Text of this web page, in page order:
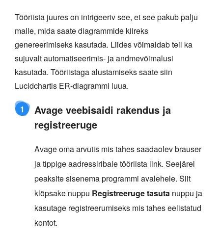
Tööriista juures on intrigeeriv see, et see pakub palju
malle, mida saate diagrammide kiireks
genereerimiseks kasutada. Liides võimaldab teil ka
sujuvalt automatiseerimis- ja andmevõimalusi
kasutada. Tööriistaga alustamiseks saate siin
Lucidchartis ER-diagrammi luua.
1
Avage veebisaidi rakendus ja
registreeruge
Avage oma arvutis mis tahes saadaolev brauser
ja tippige aadressiribale tööriista link. Seejärel
peaksite sisenema programmi avalehele. Siit
klõpsake nuppu Registreeruge tasuta nuppu ja
kasutage registreerumiseks mis tahes eelistatud
kontot.